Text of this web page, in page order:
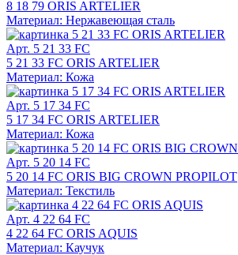
8 18 79 ORIS ARTELIER
Материал: Нержавеющая сталь
Арт. 5 21 33 FC
5 21 33 FC ORIS ARTELIER
Материал: Кожа
Арт. 5 17 34 FC
5 17 34 FC ORIS ARTELIER
Материал: Кожа
Арт. 5 20 14 FC
5 20 14 FC ORIS BIG CROWN PROPILOT
Материал: Текстиль
Арт. 4 22 64 FC
4 22 64 FC ORIS AQUIS
Материал: Каучук